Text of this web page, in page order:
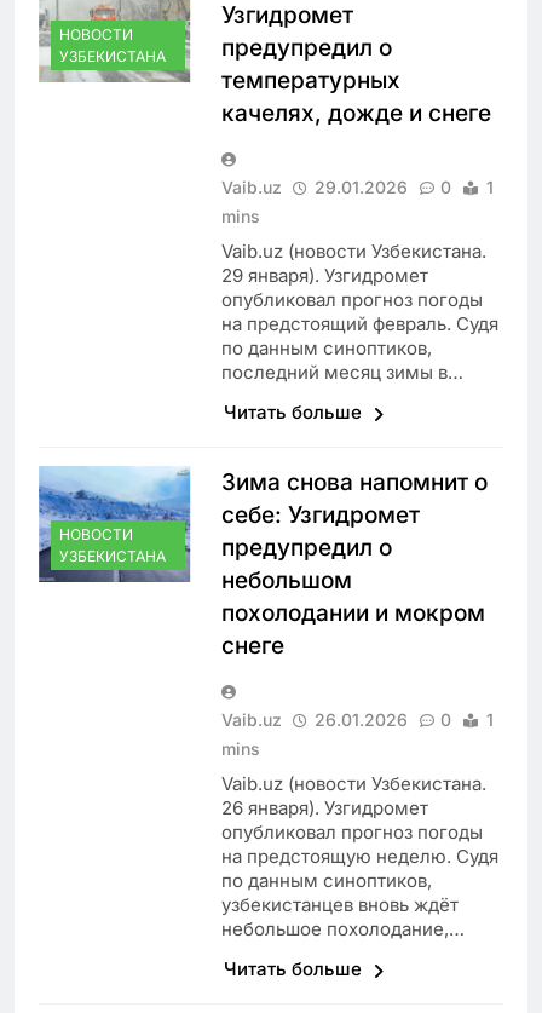
НОВОСТИ
УЗБЕКИСТАНА
Узгидромет
предупредил о
температурных
качелях, дожде и снеге
Vaib.uz 29.01.2026 0
1
mins
Vaib.uz (новости Узбекистана.
29 января). Узгидромет
опубликовал прогноз погоды
на предстоящий февраль. Судя
по данным синоптиков,
последний месяц зимы в…
Читать больше
НОВОСТИ
УЗБЕКИСТАНА
Зима снова напомнит о
себе: Узгидромет
предупредил о
небольшом
похолодании и мокром
снеге
Vaib.uz 26.01.2026 0
1
mins
Vaib.uz (новости Узбекистана.
26 января). Узгидромет
опубликовал прогноз погоды
на предстоящую неделю. Судя
по данным синоптиков,
узбекистанцев вновь ждёт
небольшое похолодание,…
Читать больше